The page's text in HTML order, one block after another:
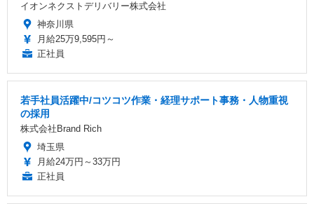
イオンネクストデリバリー株式会社
神奈川県
月給25万9,595円～
正社員
若手社員活躍中/コツコツ作業・経理サポート事務・人物重視
の採用
株式会社Brand Rich
埼玉県
月給24万円～33万円
正社員